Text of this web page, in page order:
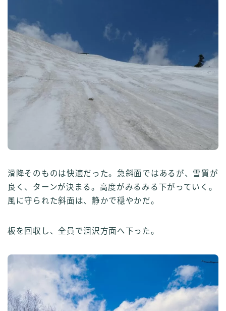
滑降そのものは快適だった。急斜面ではあるが、雪質が
良く、ターンが決まる。高度がみるみる下がっていく。
風に守られた斜面は、静かで穏やかだ。
板を回収し、全員で涸沢方面へ下った。